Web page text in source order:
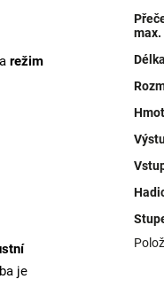
a režim
je
max.